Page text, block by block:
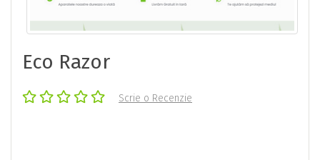
Eco Razor
Scrie o Recenzie